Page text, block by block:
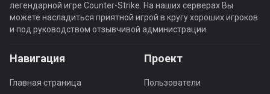
легендарной игре Counter-Strike. На наших серверах Вы
можете насладиться приятной игрой в кругу хороших игроков
и под руководством отзывчивой администрации.
Навигация
Главная страница
Проект
Пользователи